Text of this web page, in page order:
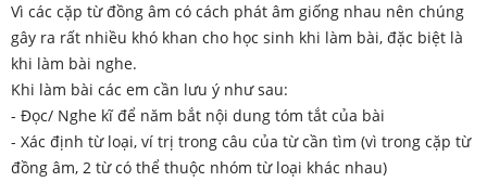
Vì các cặp từ đồng âm có cách phát âm giống nhau nên chúng
gây ra rất nhiều khó khan cho học sinh khi làm bài, đặc biệt là
khi làm bài nghe.
Khi làm bài các em cần lưu ý như sau:
- Đọc/ Nghe kĩ để năm bắt nội dung tóm tắt của bài
- Xác định từ loại, ví trị trong câu của từ cần tìm (vì trong cặp từ
đồng âm, 2 từ có thể thuộc nhóm từ loại khác nhau)